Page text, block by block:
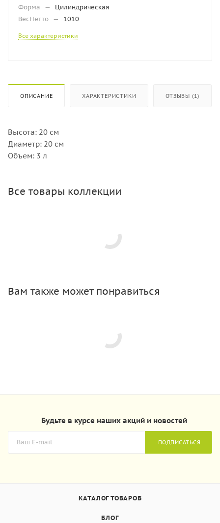
Форма
—
Цилиндрическая
ВесНетто — 1010
Все характеристики
ОПИСАНИЕ ХАРАКТЕРИСТИКИ ОТЗЫВЫ (1)
Высота: 20 см
Диаметр: 20 см
Объем: 3 л
Все товары коллекции
Вам также может понравиться
Будьте в курсе наших акций и новостей
ПОДПИСАТЬСЯ
КАТАЛОГ ТОВАРОВ
БЛОГ